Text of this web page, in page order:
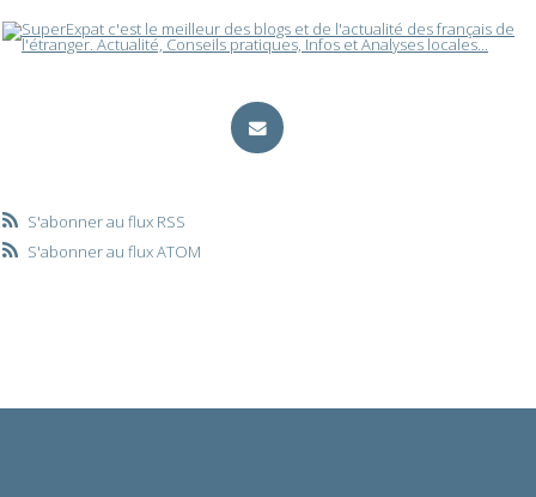
S'abonner au flux RSS
S'abonner au flux ATOM